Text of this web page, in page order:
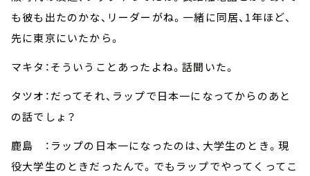
も彼も出たのかな、リーダーがね。一緒に同居、1年ほど、
先に東京にいたから。
マキタ：そういうことあったよね。話聞いた。
タツオ：だってそれ、ラップで日本一になってからのあと
の話でしょ？
鹿島 ：ラップの日本一になったのは、大学生のとき。現
役大学生のときだったんで。でもラップでやってくってこ